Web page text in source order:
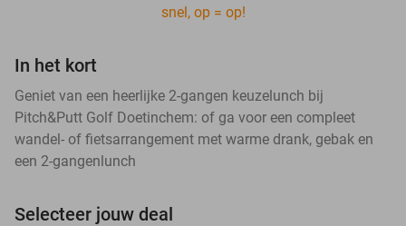
snel, op = op!
In het kort
Geniet van een heerlijke 2-gangen keuzelunch bij
Pitch&Putt Golf Doetinchem: of ga voor een compleet
wandel- of fietsarrangement met warme drank, gebak en
een 2-gangenlunch
Selecteer jouw deal